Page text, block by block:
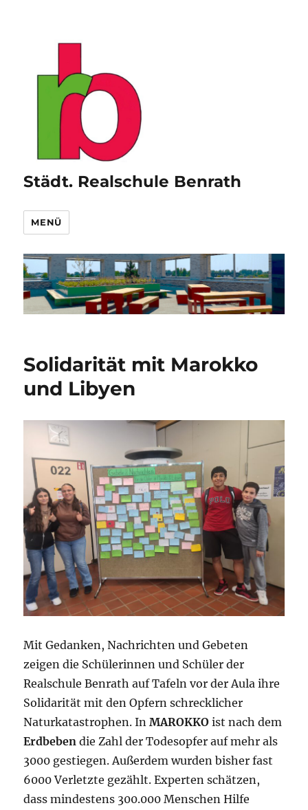
Städt. Realschule Benrath
MENÜ
Solidarität mit Marokko
und Libyen
Mit Gedanken, Nachrichten und Gebeten
zeigen die Schülerinnen und Schüler der
Realschule Benrath auf Tafeln vor der Aula ihre
Solidarität mit den Opfern schrecklicher
Naturkatastrophen. InMAROKKO ist nach dem
Erdbeben die Zahl der Todesopfer auf mehr als
3000 gestiegen. Außerdem wurden bisher fast
6000 Verletzte gezählt. Experten schätzen,
dass mindestens 300.000 Menschen Hilfe